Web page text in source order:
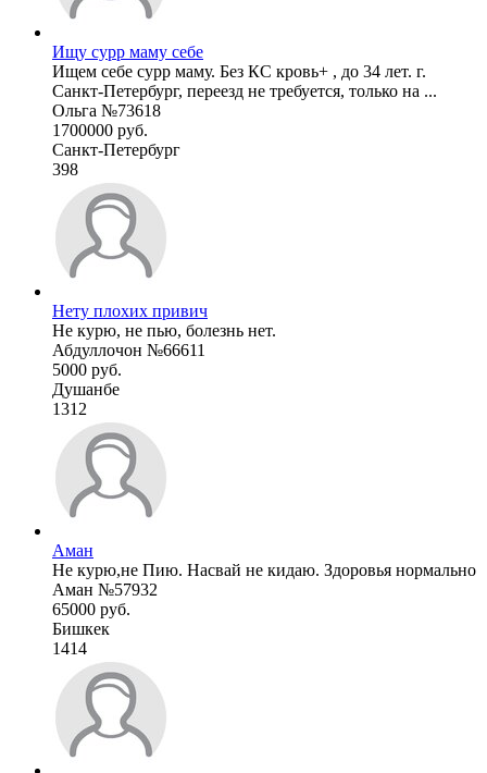
Ищу сурр маму себе
Ищем себе сурр маму. Без КС кровь+ , до 34 лет. г.
Санкт-Петербург, переезд не требуется, только на ...
Ольга №73618
1700000 руб.
Санкт-Петербург
398
Нету плохих привич
Не курю, не пью, болезнь нет.
Абдуллочон №66611
5000 руб.
Душанбе
1312
Аман
Не курю,не Пию. Насвай не кидаю. Здоровья нормально
Аман №57932
65000 руб.
Бишкек
1414